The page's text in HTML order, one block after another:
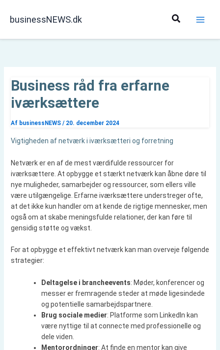
businessNEWS.dk Søg
Business råd fra erfarne
iværksættere
Af businessNEWS / 20. december 2024
Vigtigheden af netværk i iværksætteri og forretning
Netværk er en af de mest værdifulde ressourcer for
iværksættere. At opbygge et stærkt netværk kan åbne døre til
nye muligheder, samarbejder og ressourcer, som ellers ville
være utilgængelige. Erfarne iværksættere understreger ofte,
at det ikke kun handler om at kende de rigtige mennesker, men
også om at skabe meningsfulde relationer, der kan føre til
gensidig støtte og vækst.
For at opbygge et effektivt netværk kan man overveje følgende
strategier:
Deltagelse i brancheevents: Møder, konferencer og
messer er fremragende steder at møde ligesindede
og potentielle samarbejdspartnere.
Brug sociale medier: Platforme som LinkedIn kan
være nyttige til at connecte med professionelle og
dele viden.
Mentorordninger: At finde en mentor kan give